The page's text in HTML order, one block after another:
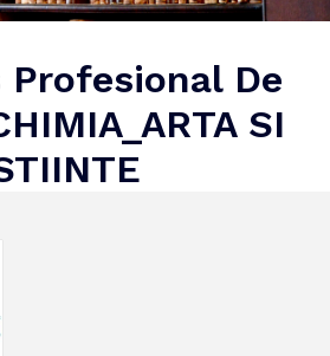
Profesional De
SI